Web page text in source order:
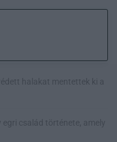
halakat mentettek ki a
család története, amely